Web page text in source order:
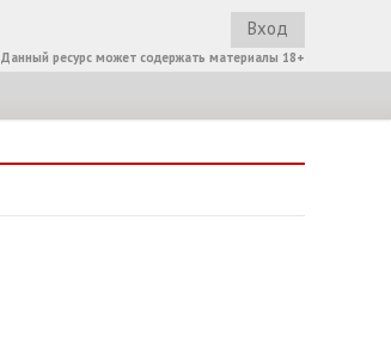
Вход
Данный ресурс может содержать материалы 18+